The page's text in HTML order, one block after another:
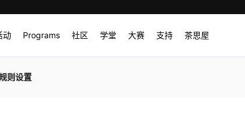
动 Programs 社区 学堂 大赛 支持 茶思屋
则设置